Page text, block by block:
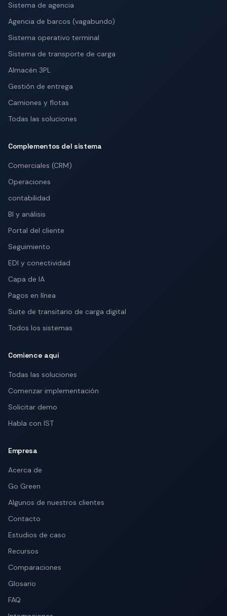
Sistema de agencia
Agencia de barcos (vagabundo)
Sistema operativo terminal
Sistema de transporte de carga
Almacén 3PL
Gestión de entrega
Camiones y flotas
Todas las soluciones
Complementos del sistema
Comerciales (CRM)
Operaciones
contabilidad
BI y análisis
Portal del cliente
Seguimiento
EDI y conectividad
Capa de IA
Pagos en línea
Suite de transitario de carga digital
Todos los sistemas
Comience aquí
Todas las soluciones
Comenzar implementación
Solicitar demo
Habla con IST
Empresa
Acerca de
Go Green
Algunos de nuestros clientes
Contacto
Estudios de caso
Recursos
Comparaciones
Glosario
FAQ